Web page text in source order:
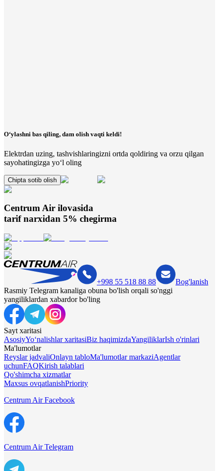
O‘ylashni bas qiling, dam olish vaqti keldi!
Elektrdan uzing, tashvishlaringizni ortda qoldiring va orzu qilgan
sayohatingizga yo‘l oling
Chipta sotib olish
Centrum Air ilovasida
tarif narxidan 5% chegirma
+998 55 518 88 88
Bog'lanish
Rasmiy Telegram kanaliga obuna bo'lish orqali so'nggi
yangiliklardan xabardor bo'ling
Sayt xaritasi
AsosiyYo‘nalishlar xaritasiBiz haqimizdaYangiliklarIsh o'rinlari
Ma'lumotlar
Reyslar jadvaliOnlayn tabloMa'lumotlar markaziAgentlar
uchunFAQKirish talablari
Qo'shimcha xizmatlar
Maxsus ovqatlanishPriority
Centrum Air Facebook
Centrum Air Telegram